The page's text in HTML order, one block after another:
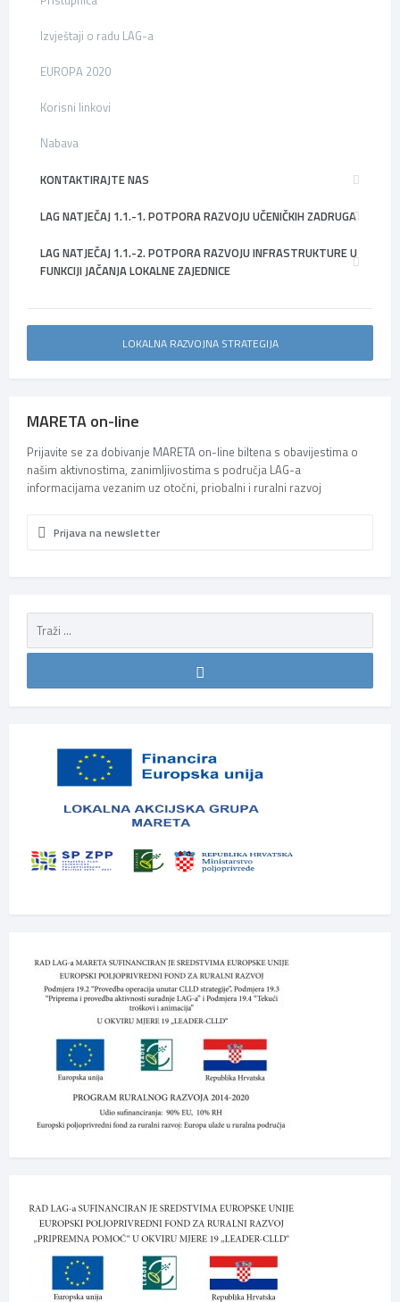
Izvještaji o radu LAG-a
EUROPA 2020
Korisni linkovi
Nabava
KONTAKTIRAJTE NAS
LAG NATJEČAJ 1.1.-1. POTPORA RAZVOJU UČENIČKIH ZADRUGA
LAG NATJEČAJ 1.1.-2. POTPORA RAZVOJU INFRASTRUKTURE U
FUNKCIJI JAČANJA LOKALNE ZAJEDNICE
LOKALNA RAZVOJNA STRATEGIJA
MARETA on-line
Prijavite se za dobivanje MARETA on-line biltena s obavijestima o
našim aktivnostima, zanimljivostima s područja LAG-a
informacijama vezanim uz otočni, priobalni i ruralni razvoj
Prijava na newsletter